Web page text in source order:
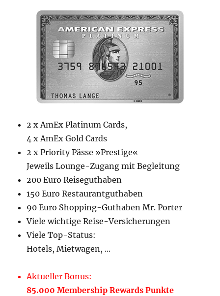
2 x AmEx Platinum Cards,
4 x AmEx Gold Cards
2 x Priority Pässe »Prestige«
Jeweils Lounge-Zugang mit Begleitung
200 Euro Reiseguthaben
150 Euro Restaurantguthaben
90 Euro Shopping-Guthaben Mr. Porter
Viele wichtige Reise-Versicherungen
Viele Top-Status:
Hotels, Mietwagen, ...
Aktueller Bonus:
85.000 Membership Rewards Punkte